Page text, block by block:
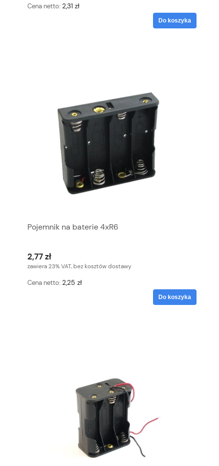
Cena netto: 2,31 zł
Do koszyka
Pojemnik na baterie 4xR6
2,77 zł
zawiera 23% VAT, bez kosztów dostawy
Cena netto: 2,25 zł
Do koszyka